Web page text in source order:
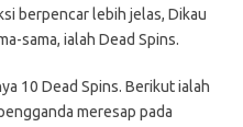
berpencar lebih jelas, Dikau
sama, ialah Dead Spins.
10 Dead Spins. Berikut ialah
meresap pada